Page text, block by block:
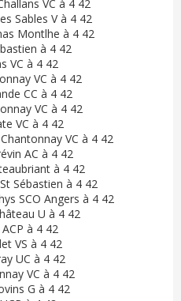
VC à 4 42
Sables V à 4 42
Montlhe à 4 42
à 4 42
VC à 4 42
VC à 4 42
CC à 4 42
VC à 4 42
VC à 4 42
VC à 4 42
AC à 4 42
à 4 42
Sébastien à 4 42
SCO Angers à 4 42
U à 4 42
à 4 42
VS à 4 42
UC à 4 42
VC à 4 42
G à 4 42